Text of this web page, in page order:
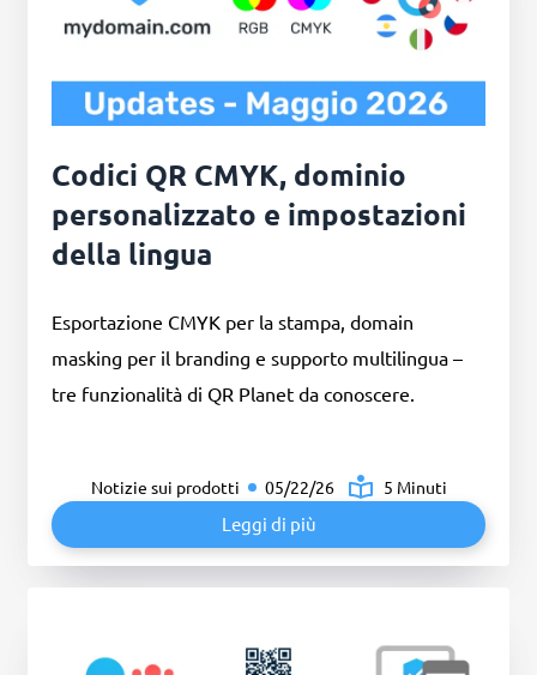
Codici QR CMYK, dominio
personalizzato e impostazioni
della lingua
Esportazione CMYK per la stampa, domain
masking per il branding e supporto multilingua –
tre funzionalità di QR Planet da conoscere.
Notizie sui prodotti 05/22/26 5 Minuti
Leggi di più